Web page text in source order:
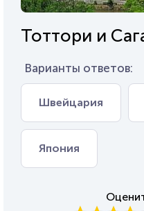
Тоттори и
Варианты ответов:
Швейцария
Япония